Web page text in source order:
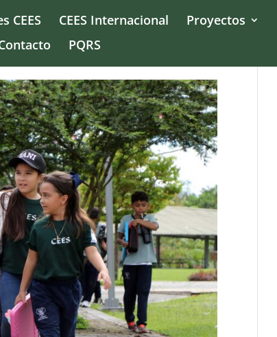
CEES CEES Internacional Proyectos
PQRS